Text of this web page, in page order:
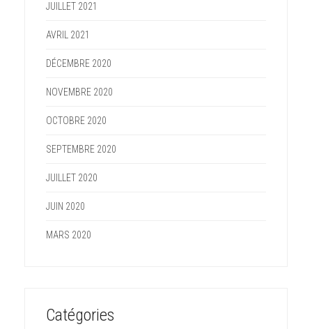
JUILLET 2021
AVRIL 2021
DÉCEMBRE 2020
NOVEMBRE 2020
OCTOBRE 2020
SEPTEMBRE 2020
JUILLET 2020
JUIN 2020
MARS 2020
Catégories